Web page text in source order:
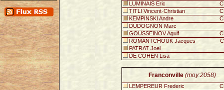
LUMINAIS Eric
TITLI Vincent-Christian
KEMPINSKI Andre
DUDOGNON Marc
GOUSSEINOV Aguif
ROMANTCHOUK Jacques
PATRAT Joel
DE COHEN Lisa
Franconville (moy:2058)
LEMPEREUR Frederic